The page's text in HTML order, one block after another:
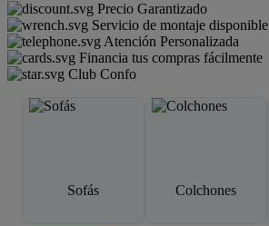
Precio Garantizado
Servicio de montaje disponible
Atención Personalizada
Financia tus compras fácilmente
Club Confo
Sofás Colchones